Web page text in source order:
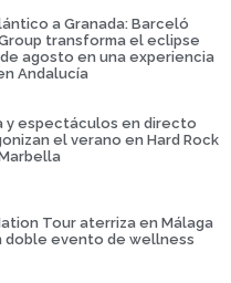
a Granada: Barceló
transforma el eclipse
agosto en una experiencia
Andalucía
y espectáculos en directo
el verano en Hard Rock
Tour aterriza en Málaga
doble evento de wellness